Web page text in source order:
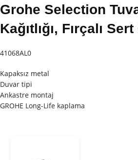
Grohe Selection
Kağıtlığı, Fırçalı
41068AL0
Kapaksız metal
Duvar tipi
Ankastre montaj
GROHE Long-Life kaplama